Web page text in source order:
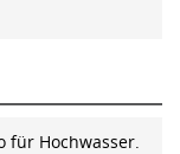
für Hochwasser.